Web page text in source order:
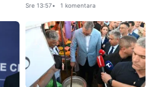
Sre 13:57 1 komentara